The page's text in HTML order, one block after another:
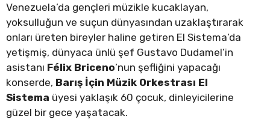
Venezuela’da gençleri müzikle kucaklayan,
yoksulluğun ve suçun dünyasından uzaklaştırarak
onları üreten bireyler haline getiren El Sistema’da
yetişmiş, dünyaca ünlü şef Gustavo Dudamel’in
asistanı Félix Briceno’nun şefliğini yapacağı
konserde, Barış İçin Müzik Orkestrası El
Sistema üyesi yaklaşık 60 çocuk, dinleyicilerine
güzel bir gece yaşatacak.